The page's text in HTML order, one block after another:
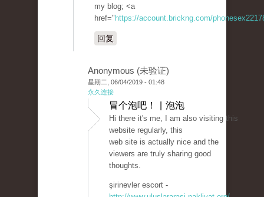
my blog; <a
href=" https://account.brickng.com/
回复
Anonymous (未验证)
星期二, 06/04/2019 - 01:48
永久连接
冒个泡吧！ | 泡泡
Hi there it's me, I am also visiting this
website regularly, this
web site is actually nice and the
viewers are truly sharing good
thoughts.
şirinevler escort -